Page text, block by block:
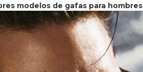
modelos de gafas para hombres